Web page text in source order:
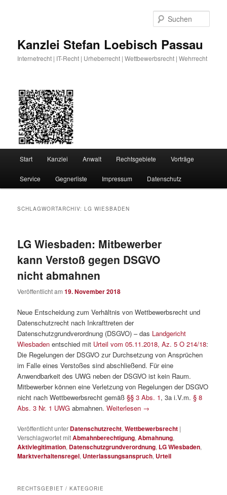
Kanzlei Stefan Loebisch Passau
Internetrecht | IT-Recht | Urheberrecht | Wettbewerbsrecht | Wehrrecht
Start Kanzlei Anwalt Rechtsgebiete Vorträge
Service Gegnerliste Impressum Datenschutz
SCHLAGWORTARCHIV:LG WIESBADEN
LG Wiesbaden: Mitbewerber
kann Verstoß gegen DSGVO
nicht abmahnen
Veröffentlicht am19. November 2018
Neue Entscheidung zum Verhältnis von Wettbewerbsrecht und
Datenschutzrecht nach Inkrafttreten der
Datenschutzgrundverordnung (DSGVO) – das Landgericht
Wiesbaden entschied mit Urteil vom 05.11.2018, Az. 5 O 214/18:
Die Regelungen der DSGVO zur Durchsetzung von Ansprüchen
im Falle eines Verstoßes sind abschließend. Für eine
Anwendbarkeit des UWG neben der DSGVO ist kein Raum.
Mitbewerber können eine Verletzung von Regelungen der DSGVO
nicht nach Wettbewerbsrecht gemäß§§ 3 Abs. 1, 3a i.V.m.§ 8
Abs. 3 Nr. 1 UWG abmahnen.Weiterlesen →
Veröffentlicht unter Datenschutzrecht,Wettbewerbsrecht |
Verschlagwortet mitAbmahnberechtigung,Abmahnung,
Aktivlegitimation, Datenschutzgrundverordnung, LG Wiesbaden,
Marktverhaltensregel, Unterlassungsanspruch, Urteil
RECHTSGEBIET / KATEGORIE